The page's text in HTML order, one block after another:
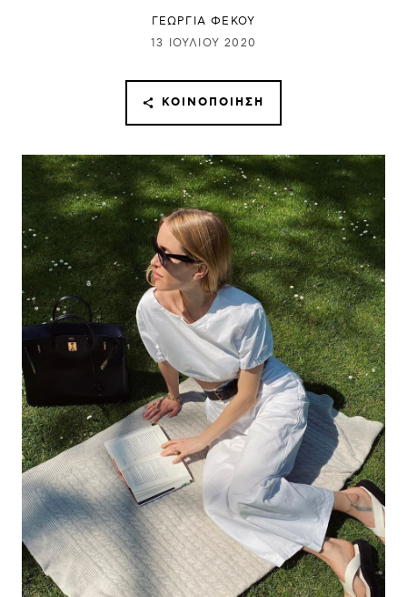
ΓΕΩΡΓΙΑ ΦΕΚΟΥ
13 ΙΟΥΛΊΟΥ 2020
ΚΟΙΝΟΠΟΊΗΣΗ